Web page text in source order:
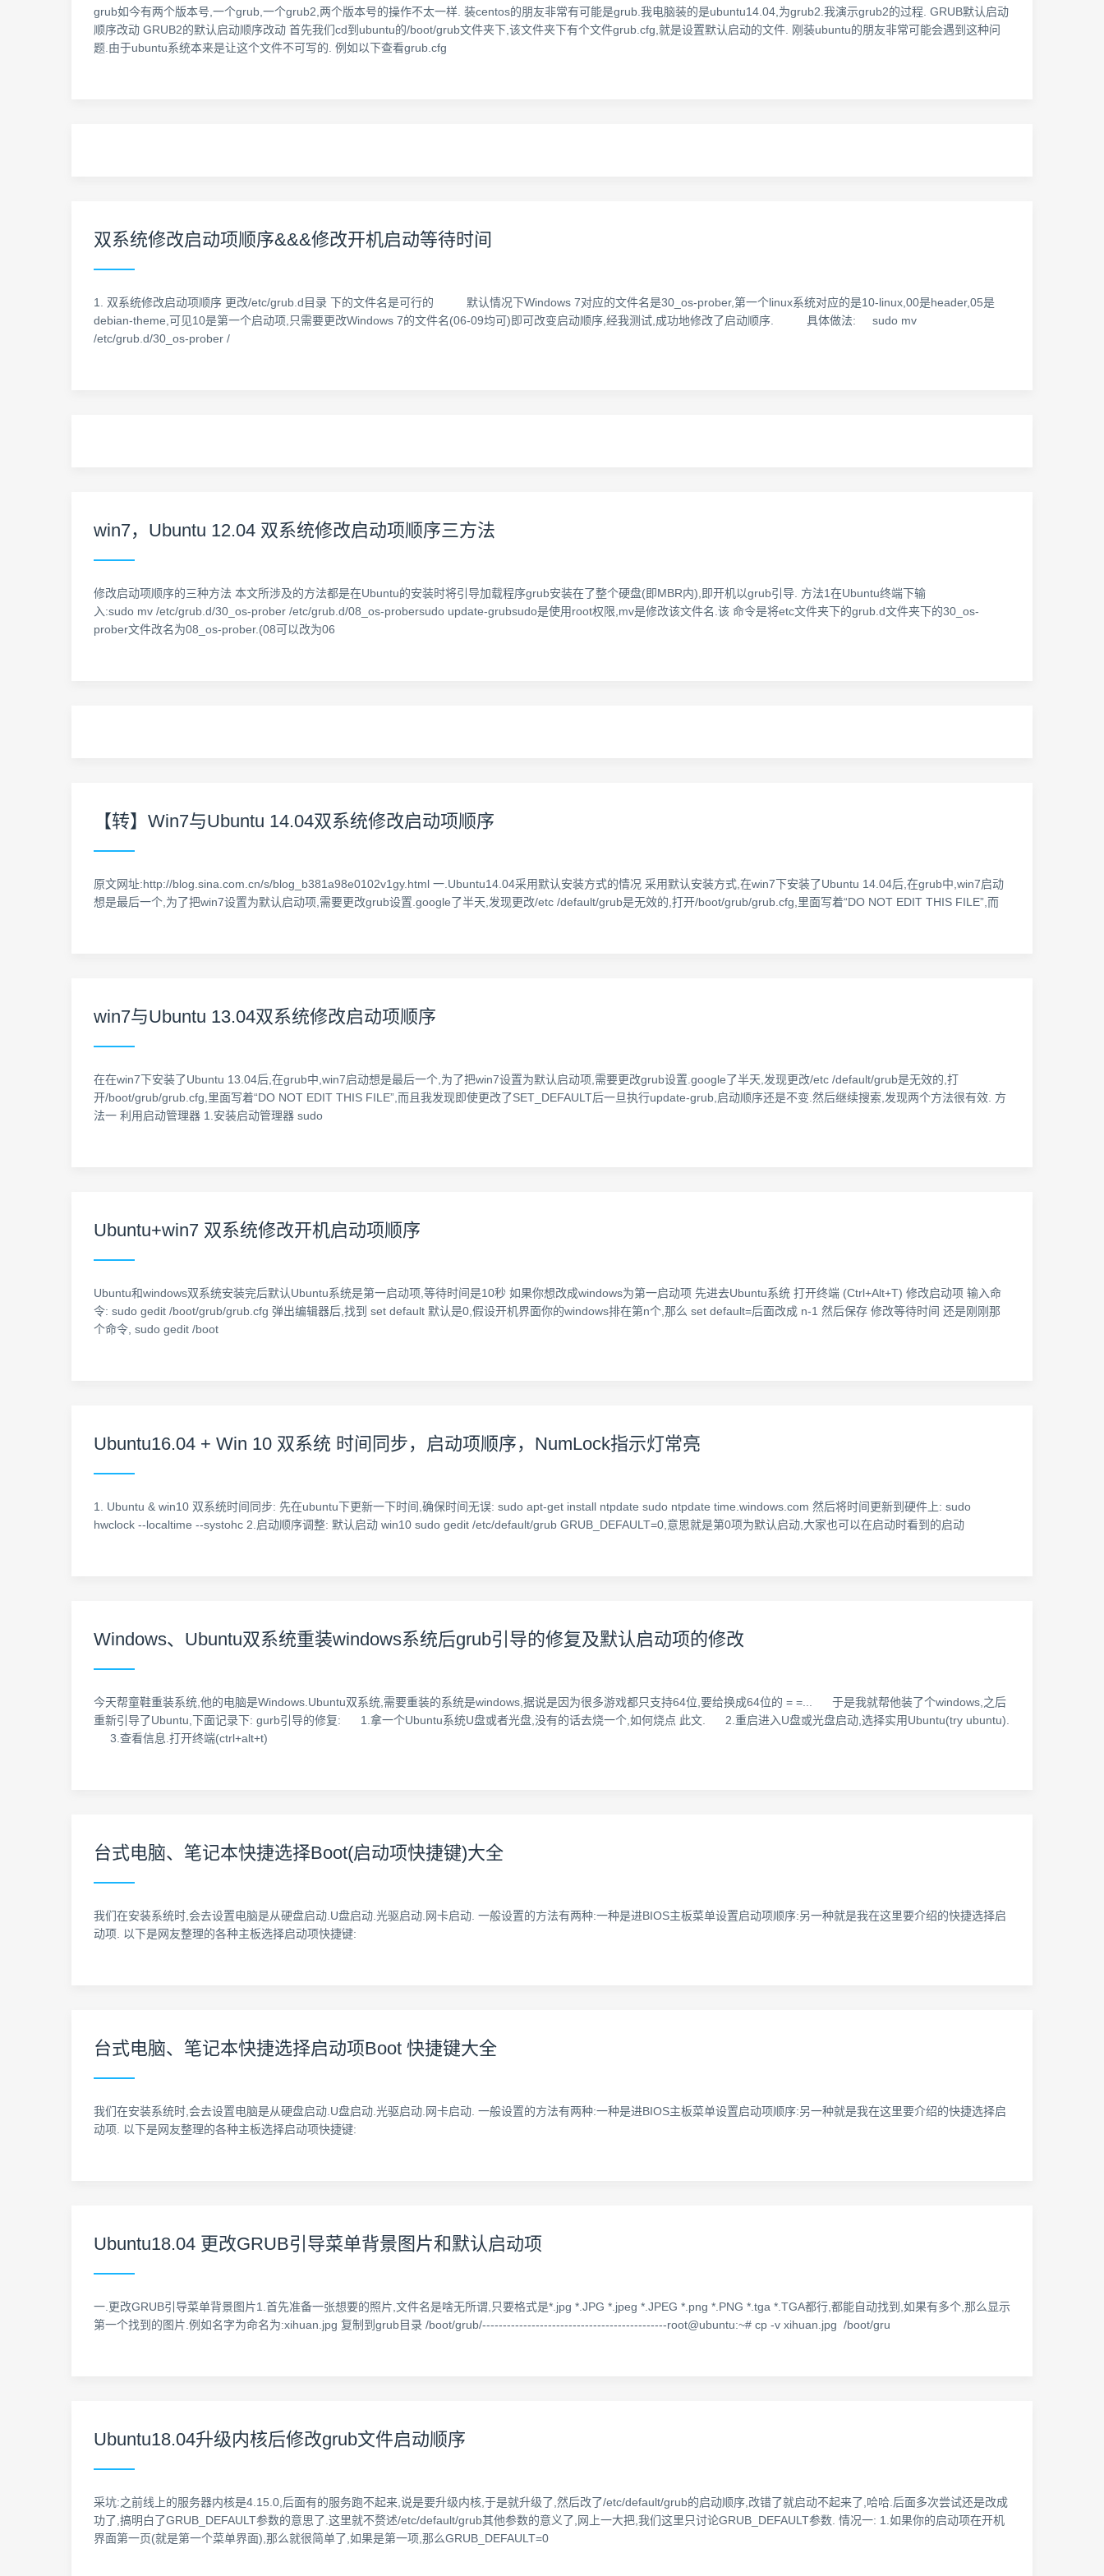
grub如今有两个版本号,一个grub,一个grub2,两个版本号的操作不太一样. 装centos的朋友非常有可能是grub.我电脑装的是ubuntu14.04,为grub2.我演示grub2的过程. GRUB默认启动
顺序改动 GRUB2的默认启动顺序改动 首先我们cd到ubuntu的/boot/grub文件夹下,该文件夹下有个文件grub.cfg,就是设置默认启动的文件. 刚装ubuntu的朋友非常可能会遇到这种问
题.由于ubuntu系统本来是让这个文件不可写的. 例如以下查看grub.cfg
双系统修改启动项顺序&&&修改开机启动等待时间
1. 双系统修改启动项顺序 更改/etc/grub.d目录 下的文件名是可行的 默认情况下Windows 7对应的文件名是30_os-prober,第一个linux系统对应的是10-linux,00是header,05是
debian-theme,可见10是第一个启动项,只需要更改Windows 7的文件名(06-09均可)即可改变启动顺序,经我测试,成功地修改了启动顺序. 具体做法: sudo mv
/etc/grub.d/30_os-prober /
win7，Ubuntu 12.04 双系统修改启动项顺序三方法
修改启动项顺序的三种方法 本文所涉及的方法都是在Ubuntu的安装时将引导加载程序grub安装在了整个硬盘(即MBR内),即开机以grub引导. 方法1在Ubuntu终端下输
入:sudo mv /etc/grub.d/30_os-prober /etc/grub.d/08_os-probersudo update-grubsudo是使用root权限,mv是修改该文件名.该 命令是将etc文件夹下的grub.d文件夹下的30_os-
prober文件改名为08_os-prober.(08可以改为06
【转】Win7与Ubuntu 14.04双系统修改启动项顺序
原文网址:http://blog.sina.com.cn/s/blog_b381a98e0102v1gy.html 一.Ubuntu14.04采用默认安装方式的情况 采用默认安装方式,在win7下安装了Ubuntu 14.04后,在grub中,win7启动
想是最后一个,为了把win7设置为默认启动项,需要更改grub设置.google了半天,发现更改/etc /default/grub是无效的,打开/boot/grub/grub.cfg,里面写着“DO NOT EDIT THIS FILE”,而
win7与Ubuntu 13.04双系统修改启动项顺序
在在win7下安装了Ubuntu 13.04后,在grub中,win7启动想是最后一个,为了把win7设置为默认启动项,需要更改grub设置.google了半天,发现更改/etc /default/grub是无效的,打
开/boot/grub/grub.cfg,里面写着“DO NOT EDIT THIS FILE”,而且我发现即使更改了SET_DEFAULT后一旦执行update-grub,启动顺序还是不变.然后继续搜索,发现两个方法很有效. 方
法一 利用启动管理器 1.安装启动管理器 sudo
Ubuntu+win7 双系统修改开机启动项顺序
Ubuntu和windows双系统安装完后默认Ubuntu系统是第一启动项,等待时间是10秒 如果你想改成windows为第一启动项 先进去Ubuntu系统 打开终端 (Ctrl+Alt+T) 修改启动项 输入命
令: sudo gedit /boot/grub/grub.cfg 弹出编辑器后,找到 set default 默认是0,假设开机界面你的windows排在第n个,那么 set default=后面改成 n-1 然后保存 修改等待时间 还是刚刚那
个命令, sudo gedit /boot
Ubuntu16.04 + Win 10 双系统 时间同步，启动项顺序，NumLock指示灯常亮
1. Ubuntu & win10 双系统时间同步: 先在ubuntu下更新一下时间,确保时间无误: sudo apt-get install ntpdate sudo ntpdate time.windows.com 然后将时间更新到硬件上: sudo
hwclock --localtime --systohc 2.启动顺序调整: 默认启动 win10 sudo gedit /etc/default/grub GRUB_DEFAULT=0,意思就是第0项为默认启动,大家也可以在启动时看到的启动
Windows、Ubuntu双系统重装windows系统后grub引导的修复及默认启动项的修改
今天帮童鞋重装系统,他的电脑是Windows.Ubuntu双系统,需要重装的系统是windows,据说是因为很多游戏都只支持64位,要给换成64位的 = =... 于是我就帮他装了个windows,之后
重新引导了Ubuntu,下面记录下: gurb引导的修复: 1.拿一个Ubuntu系统U盘或者光盘,没有的话去烧一个,如何烧点 此文. 2.重启进入U盘或光盘启动,选择实用Ubuntu(try ubuntu).
3.查看信息.打开终端(ctrl+alt+t)
台式电脑、笔记本快捷选择Boot(启动项快捷键)大全
我们在安装系统时,会去设置电脑是从硬盘启动.U盘启动.光驱启动.网卡启动. 一般设置的方法有两种:一种是进BIOS主板菜单设置启动项顺序:另一种就是我在这里要介绍的快捷选择启
动项. 以下是网友整理的各种主板选择启动项快捷键:
台式电脑、笔记本快捷选择启动项Boot 快捷键大全
我们在安装系统时,会去设置电脑是从硬盘启动.U盘启动.光驱启动.网卡启动. 一般设置的方法有两种:一种是进BIOS主板菜单设置启动项顺序:另一种就是我在这里要介绍的快捷选择启
动项. 以下是网友整理的各种主板选择启动项快捷键:
Ubuntu18.04 更改GRUB引导菜单背景图片和默认启动项
一.更改GRUB引导菜单背景图片1.首先准备一张想要的照片,文件名是啥无所谓,只要格式是*.jpg *.JPG *.jpeg *.JPEG *.png *.PNG *.tga *.TGA都行,都能自动找到,如果有多个,那么显示
第一个找到的图片.例如名字为命名为:xihuan.jpg 复制到grub目录 /boot/grub/---------------------------------------------root@ubuntu:~# cp -v xihuan.jpg /boot/gru
Ubuntu18.04升级内核后修改grub文件启动顺序
采坑:之前线上的服务器内核是4.15.0,后面有的服务跑不起来,说是要升级内核,于是就升级了,然后改了/etc/default/grub的启动顺序,改错了就启动不起来了,哈哈.后面多次尝试还是改成
功了,搞明白了GRUB_DEFAULT参数的意思了.这里就不赘述/etc/default/grub其他参数的意义了,网上一大把,我们这里只讨论GRUB_DEFAULT参数. 情况一: 1.如果你的启动项在开机
界面第一页(就是第一个菜单界面),那么就很简单了,如果是第一项,那么GRUB_DEFAULT=0